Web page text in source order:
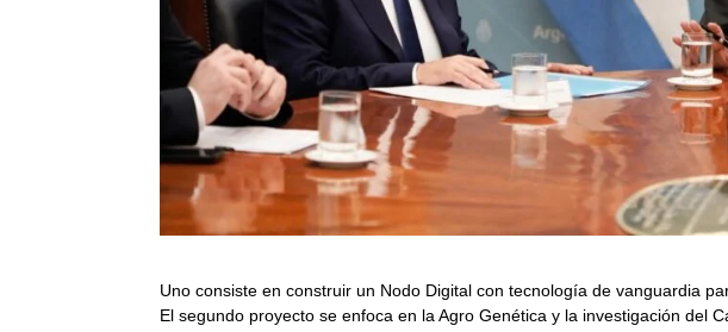
Uno consiste en construir un Nodo Digital con tecnología de vanguardia
El segundo proyecto se enfoca en la Agro Genética y la investigación del